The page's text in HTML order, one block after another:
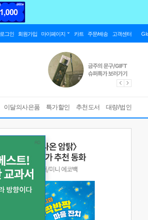
로그인 회원가입 마이페이지 카트 주문/배송 고객센터
이달의사은품 특가할인 추천도서 대량/법인